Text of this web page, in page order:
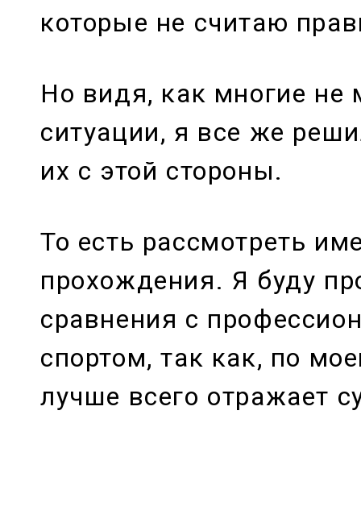
которые не считаю
Но видя, как многие не
ситуации, я все же
их с этой стороны.
То есть рассмотреть
прохождения. Я буду
сравнения с
спортом, так как, по
лучше всего отражает